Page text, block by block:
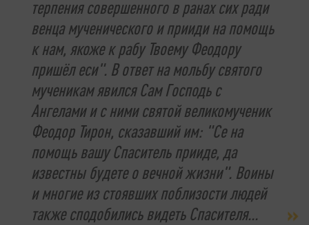
терпения совершенного в ранах сих ради
венца мученического и прииди на помощь
к нам, якоже к рабу Твоему Феодору
пришёл еси". В ответ на мольбу святого
мученикам явился Сам Господь с
Ангелами и с ними святой великомученик
Феодор Тирон, сказавший им: "Се на
помощь вашу Спаситель прииде, да
известны будете о вечной жизни". Воины
и многие из стоявших поблизости людей
также сподобились видеть Спасителя...